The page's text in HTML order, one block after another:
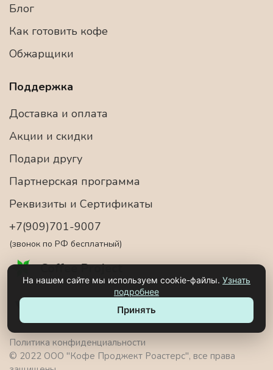
Блог
Как готовить кофе
Обжарщики
Поддержка
Доставка и оплата
Акции и скидки
Подари другу
Партнерская программа
Реквизиты и Сертификаты
+7(909)701-9007
(звонок по РФ бесплатный)
Coffee Project
Политика конфиденциальности
© 2022 ООО "Кофе Проджект Роастерс", все права
На нашем сайте мы используем cookie-файлы. Узнать
подробнее
Принять